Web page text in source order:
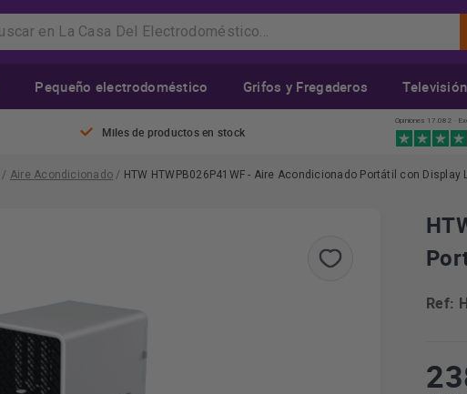
Pequeño electrodoméstico Grifos y Fregaderos Televisión
Miles de productos en stock
Opiniones 17.082 ·
/ Aire Acondicionado / HTW HTWPB026P41WF - Aire Acondicionado Portátil con Display
Ref: